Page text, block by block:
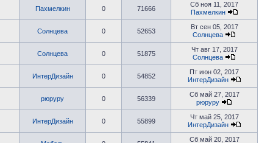
Пахмелкин 0 71666
Сб ноя 11, 2017
Пахмелкин
Солнцева 0 52653
Вт сен 05, 2017
Солнцева
Солнцева 0 51875
Чт авг 17, 2017
Солнцева
ИнтерДизайн 0 54852
Пт июн 02, 2017
ИнтерДизайн
рюруру 0 56339
Сб май 27, 2017
рюруру
ИнтерДизайн 0 55899
Чт май 25, 2017
ИнтерДизайн
Сб май 20, 2017